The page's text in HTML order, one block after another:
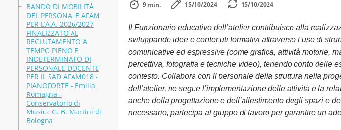
BANDO DI MOBILITÀ
DEL PERSONALE AFAM
PER L’A.A. 2026/2027
FINALIZZATO AL
RECLUTAMENTO A
TEMPO PIENO E
INDETERMINATO DI
PERSONALE DOCENTE
PER IL SAD AFAM018 -
PIANOFORTE - Emilia
Romagna -
Conservatorio di
Musica G. B. Martini di
Bologna
9 min. 15/10/2024 15/10/2024
Il Funzionario educativo dell’atelier contribuisce alla
sviluppando idee e contenuti formativi attraverso l’uso di
comunicative ed espressive (come grafica, attività motorie,
percettiva, fotografia e tecniche video), tenendo conto delle
contesto. Collabora con il personale della struttura nella
dell’atelier, ne segue l’implementazione delle attività e la
anche della progettazione e dell’allestimento degli spazi e
necessario, partecipa al gruppo di lavoro per garantire un